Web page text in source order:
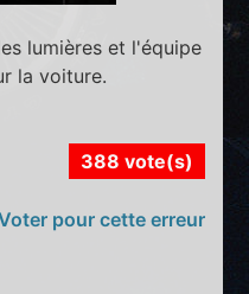
lumières et l'équipe
la voiture.
388 vote(s)
pour cette erreur